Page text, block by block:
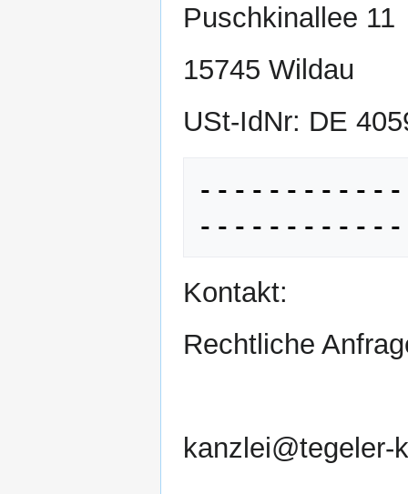
Puschkinallee 11
15745 Wildau
USt-IdNr: DE
Kontakt:
Rechtliche
kanzlei@tegeler-